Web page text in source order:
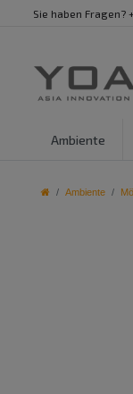
Sie haben Fragen?
Ambiente
Ambiente